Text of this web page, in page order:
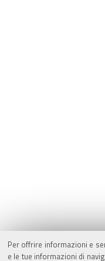
Per offrire informazioni e
e le tue informazioni di